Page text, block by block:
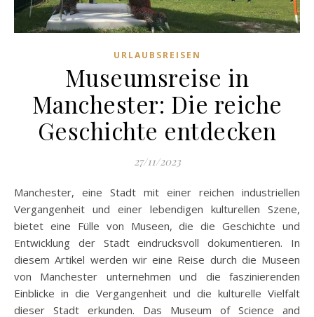
URLAUBSREISEN
Museumsreise in
Manchester: Die reiche
Geschichte entdecken
27/11/2023
Manchester, eine Stadt mit einer reichen industriellen
Vergangenheit und einer lebendigen kulturellen Szene,
bietet eine Fülle von Museen, die die Geschichte und
Entwicklung der Stadt eindrucksvoll dokumentieren. In
diesem Artikel werden wir eine Reise durch die Museen
von Manchester unternehmen und die faszinierenden
Einblicke in die Vergangenheit und die kulturelle Vielfalt
dieser Stadt erkunden. Das Museum of Science and